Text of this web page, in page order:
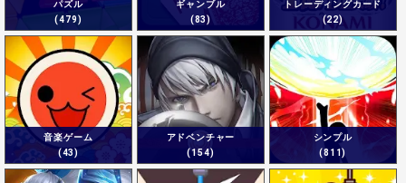
パズル
(479)
ギャンブル
(83)
トレーディングカード
(22)
音楽ゲーム
(43)
アドベンチャー
(154)
シンプル
(811)